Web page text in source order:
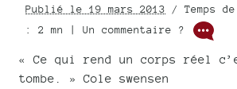
Publié le 19 mars 2013 / Temps
: 2 mn | Un commentaire ?
« Ce qui rend un corps réel
tombe. » Cole swensen